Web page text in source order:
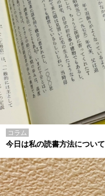
コラム
今日は私の読書方法について